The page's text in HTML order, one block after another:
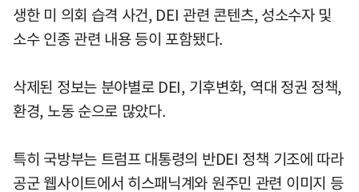
생한 미 의회 습격 사건, DEI 관련 콘텐츠, 성소수자 및
소수 인종 관련 내용 등이 포함됐다.
삭제된 정보는 분야별로 DEI, 기후변화, 역대 정권 정책,
환경, 노동 순으로 많았다.
특히 국방부는 트럼프 대통령의 반DEI 정책 기조에 따라
공군 웹사이트에서 히스패닉계와 원주민 관련 이미지 등